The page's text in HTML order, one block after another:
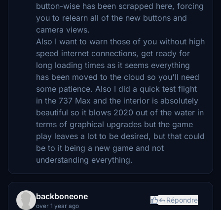
button-wise has been scrapped here, forcing
you to relearn all of the new buttons and
camera views.
Also I want to warn those of you without high
speed internet connections, get ready for
long loading times as it seems everything
has been moved to the cloud so you'll need
some patience. Also I did a quick test flight
in the 737 Max and the interior is absolutely
beautiful so it blows 2020 out of the water in
terms of graphical upgrades but the game
play leaves a lot to be desired, but that could
be to it being a new game and not
understanding everything.
backboneone
over 1 year ago
Répondre